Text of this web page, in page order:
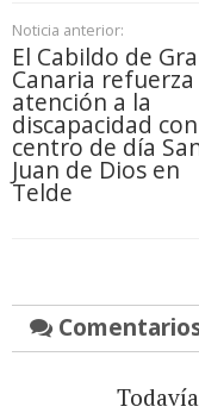
Noticia anterior:
El Cabildo de
Canaria refuerza
atención a la
discapacidad
centro de día
Juan de Dios en
Telde